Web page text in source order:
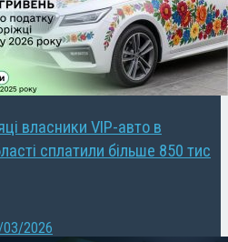
власники VIP-авто в
сплатили більше 850 тис
2026